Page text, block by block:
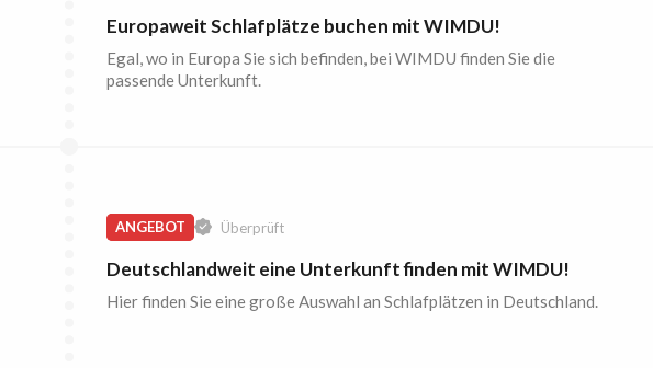
Europaweit Schlafplätze buchen mit WIMDU!
Egal, wo in Europa Sie sich befinden, bei WIMDU finden Sie die
passende Unterkunft.
ANGEBOT Überprüft
Deutschlandweit eine Unterkunft finden mit WIMDU!
Hier finden Sie eine große Auswahl an Schlafplätzen in Deutschland.